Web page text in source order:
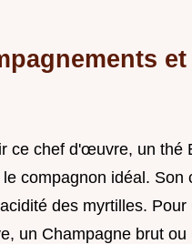
ce chef d'œuvre, un thé
compagnon idéal. Son
des myrtilles. Pour
un Champagne brut ou